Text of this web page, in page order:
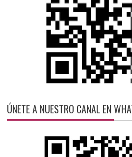
ÚNETE A NUESTRO CANAL EN